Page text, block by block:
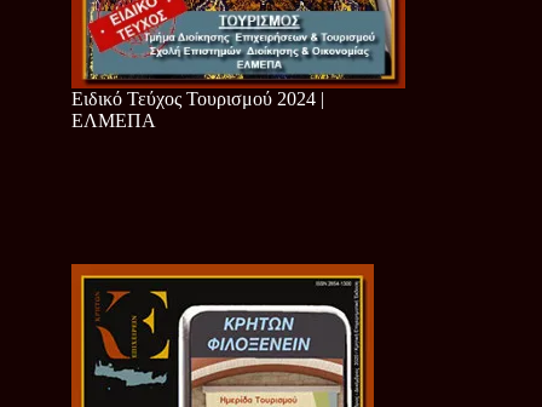
Ειδικό Τεύχος Τουρισμού 2024 |
ΕΛΜΕΠΑ